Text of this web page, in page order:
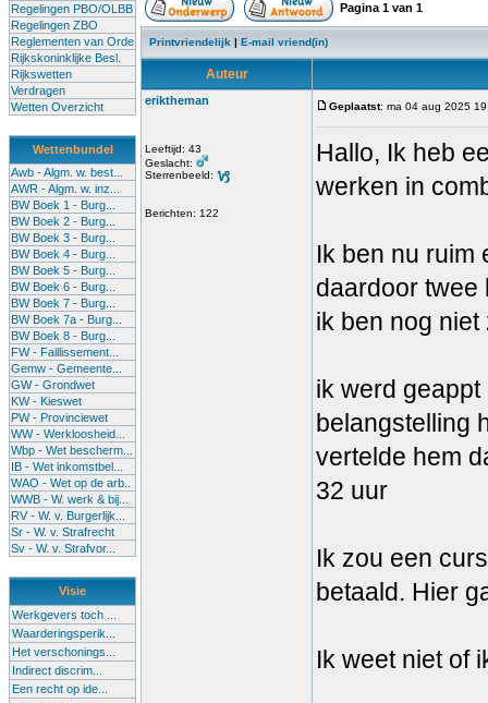
Regelingen PBO/OLBB
Regelingen ZBO
Reglementen van Orde
Rijkskoninklijke Besl.
Rijkswetten
Verdragen
Wetten Overzicht
Wettenbundel
Awb - Algm. w. best...
AWR - Algm. w. inz...
BW Boek 1 - Burg...
BW Boek 2 - Burg...
BW Boek 3 - Burg...
BW Boek 4 - Burg...
BW Boek 5 - Burg...
BW Boek 6 - Burg...
BW Boek 7 - Burg...
BW Boek 7a - Burg...
BW Boek 8 - Burg...
FW - Faillissement...
Gemw - Gemeente...
GW - Grondwet
KW - Kieswet
PW - Provinciewet
WW - Werkloosheid...
Wbp - Wet bescherm...
IB - Wet inkomstbel...
WAO - Wet op de arb..
WWB - W. werk & bij...
RV - W. v. Burgerlijk...
Sr - W. v. Strafrecht
Sv - W. v. Strafvor...
Visie
Werkgevers toch ...
Waarderingsperik...
Het verschonings...
Indirect discrim...
Een recht op ide...
Pagina 1 van 1
Printvriendelijk | E-mail vriend(in)
Auteur
eriktheman
Leeftijd: 43
Geslacht:
Sterrenbeeld:
Berichten: 122
Geplaatst: ma 04 aug 2025
Hallo, Ik heb
werken in
Ik ben nu ruim
daardoor twee
ik ben nog
ik werd
belangstelling
vertelde hem
32 uur
Ik zou een
betaald. Hier
Ik weet niet of